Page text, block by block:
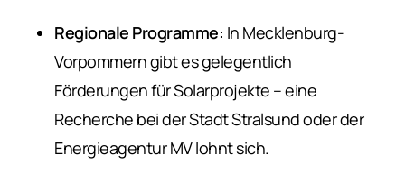
Regionale Programme: In Mecklenburg-
Vorpommern gibt es gelegentlich
Förderungen für Solarprojekte – eine
Recherche bei der Stadt Stralsund oder der
Energieagentur MV lohnt sich.